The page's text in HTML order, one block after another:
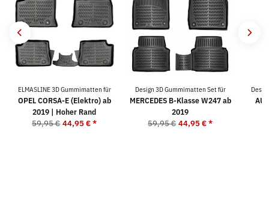
ELMASLINE 3D Gummimatten für
OPEL CORSA-E (Elektro) ab
2019 | Hoher Rand
59,95 € 44,95 €*
Design 3D Gummimatten Set für
MERCEDES B-Klasse W247 ab
2019
59,95 € 44,95 €*